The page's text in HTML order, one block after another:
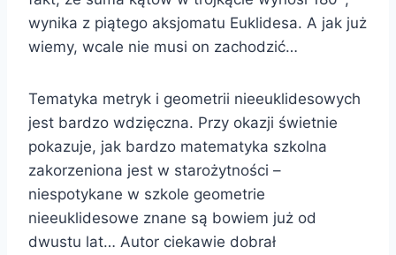
wynika z piątego aksjomatu Euklidesa. A jak już
wiemy, wcale nie musi on zachodzić…
Tematyka metryk i geometrii nieeuklidesowych
jest bardzo wdzięczna. Przy okazji świetnie
pokazuje, jak bardzo matematyka szkolna
zakorzeniona jest w starożytności –
niespotykane w szkole geometrie
nieeuklidesowe znane są bowiem już od
dwustu lat… Autor ciekawie dobrał